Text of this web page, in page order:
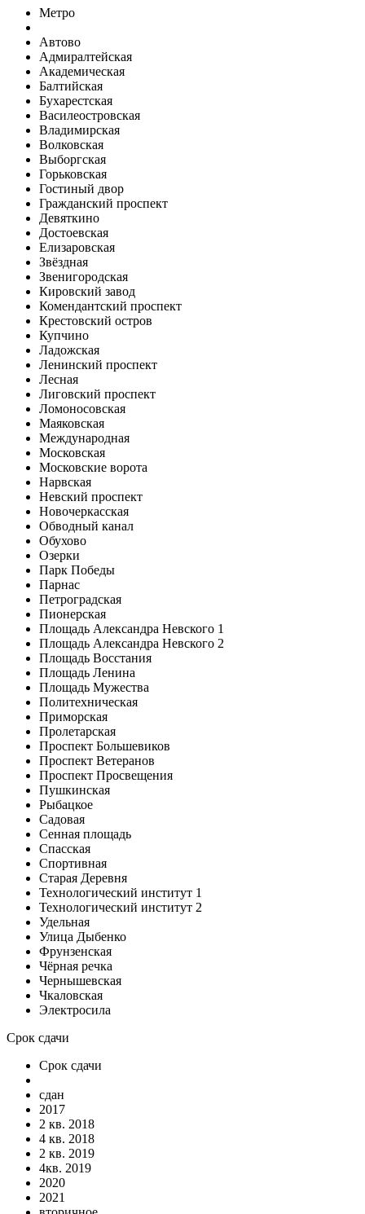
Метро
Автово
Адмиралтейская
Академическая
Балтийская
Бухарестская
Василеостровская
Владимирская
Волковская
Выборгская
Горьковская
Гостиный двор
Гражданский проспект
Девяткино
Достоевская
Елизаровская
Звёздная
Звенигородская
Кировский завод
Комендантский проспект
Крестовский остров
Купчино
Ладожская
Ленинский проспект
Лесная
Лиговский проспект
Ломоносовская
Маяковская
Международная
Московская
Московские ворота
Нарвская
Невский проспект
Новочеркасская
Обводный канал
Обухово
Озерки
Парк Победы
Парнас
Петроградская
Пионерская
Площадь Александра Невского 1
Площадь Александра Невского 2
Площадь Восстания
Площадь Ленина
Площадь Мужества
Политехническая
Приморская
Пролетарская
Проспект Большевиков
Проспект Ветеранов
Проспект Просвещения
Пушкинская
Рыбацкое
Садовая
Сенная площадь
Спасская
Спортивная
Старая Деревня
Технологический институт 1
Технологический институт 2
Удельная
Улица Дыбенко
Фрунзенская
Чёрная речка
Чернышевская
Чкаловская
Электросила
Срок сдачи
Срок сдачи
сдан
2017
2 кв. 2018
4 кв. 2018
2 кв. 2019
4кв. 2019
2020
2021